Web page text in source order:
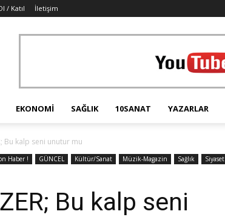
/ Katıl İletişim
EKONOMI SAĞLIK 10SANAT YAZARLAR
Bu kalp seni unutur mu
Haber ! GÜNCEL Kültür/Sanat Müzik-Magazin Sağlık
Siyaset
Bu kalp seni